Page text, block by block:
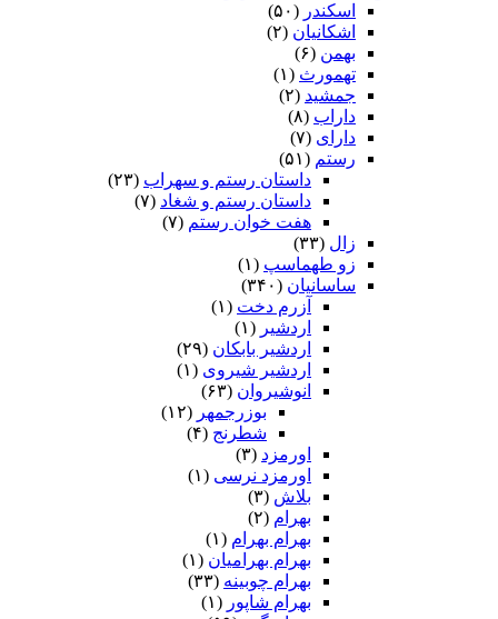
اسکندر (۵۰)
اشکانیان (۲)
بهمن (۶)
تهمورث (۱)
جمشید (۲)
داراب (۸)
دارای (۷)
رستم (۵۱)
داستان رستم و سهراب (۲۳)
داستان رستم و شغاد (۷)
هفت خوان رستم‏ (۷)
زال (۳۳)
زو طهماسپ‏ (۱)
ساسانیان (۳۴۰)
آزرم دخت (۱)
اردشیر (۱)
اردشیر بابکان (۲۹)
اردشیر شیروی (۱)
انوشیروان (۶۳)
بوزرجمهر (۱۲)
شطرنج (۴)
اورمزد (۳)
اورمزد نرسى‏ (۱)
بلاش (۳)
بهرام (۲)
بهرام بهرام (۱)
بهرام بهرامیان‏ (۱)
بهرام چوبینه (۳۳)
بهرام شاپور (۱)